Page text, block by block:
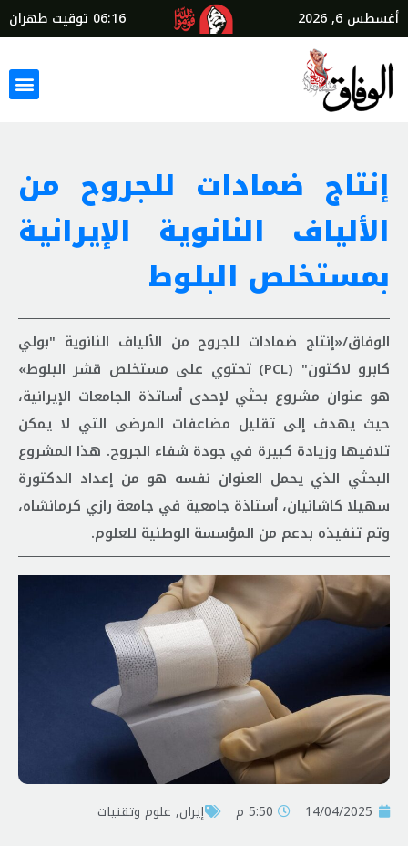
أغسطس 6, 2026 06:16 توقيت طهران
إنتاج ضمادات للجروح من
الألياف النانوية الإيرانية
بمستخلص البلوط
الوفاق/«إنتاج ضمادات للجروح من الألياف النانوية "بولي
كابرو لاكتون" (PCL) تحتوي على مستخلص قشر البلوط»
هو عنوان مشروع بحثي لإحدى أساتذة الجامعات الإيرانية،
حيث يهدف إلى تقليل مضاعفات المرضى التي لا يمكن
تلافيها وزيادة كبيرة في جودة شفاء الجروح. هذا المشروع
البحثي الذي يحمل العنوان نفسه هو من إعداد الدكتورة
سهیلا كاشانيان، أستاذة جامعية في جامعة رازي كرمانشاه،
وتم تنفيذه بدعم من المؤسسة الوطنية للعلوم.
14/04/2025 5:50 م إيران, علوم وتقنيات